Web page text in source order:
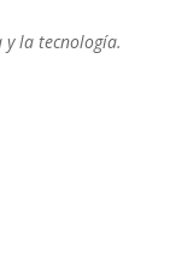
y la tecnología.